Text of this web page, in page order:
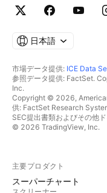
日本語
市場データ提供: ICE Data
参照データ提供: FactSet.
Inc.
Copyright © 2026,
供: FactSet Research
SEC提出書類およびその他
© 2026 TradingView, Inc.
主要プロダクト
スーパーチャート